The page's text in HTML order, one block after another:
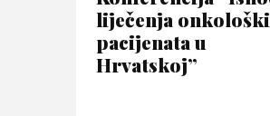
liječenja
pacijenata u
Hrvatskoj”